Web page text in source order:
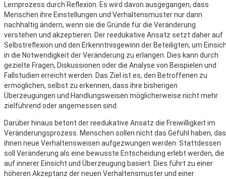
Lernprozess durch Reflexion. Es wird davon ausgegangen, dass
Menschen ihre Einstellungen und Verhaltensmuster nur dann
nachhaltig ändern, wenn sie die Gründe für die Veränderung
verstehen und akzeptieren. Der reedukative Ansatz setzt daher auf
Selbstreflexion und den Erkenntnisgewinn der Beteiligten, um
in die Notwendigkeit der Veränderung zu erlangen. Dies kann durch
gezielte Fragen, Diskussionen oder die Analyse von Beispielen und
Fallstudien erreicht werden. Das Ziel ist es, den Betroffenen zu
ermöglichen, selbst zu erkennen, dass ihre bisherigen
Überzeugungen und Handlungsweisen möglicherweise nicht mehr
zielführend oder angemessen sind.
Darüber hinaus betont der reedukative Ansatz die Freiwilligkeit im
Veränderungsprozess. Menschen sollen nicht das Gefühl haben,
ihnen neue Verhaltensweisen aufgezwungen werden. Stattdessen
soll Veränderung als eine bewusste Entscheidung erlebt werden, die
auf innerer Einsicht und Überzeugung basiert. Dies führt zu einer
höheren Akzeptanz der neuen Verhaltensmuster und einer